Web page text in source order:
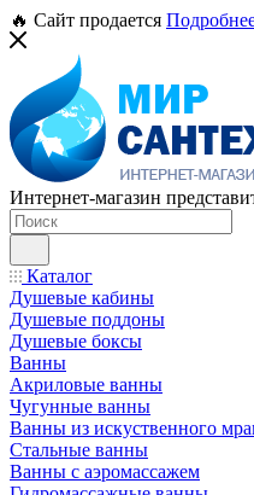
🔥 Сайт продается
Интернет-магазин
Каталог
Душевые кабины
Душевые поддоны
Душевые боксы
Ванны
Акриловые ванны
Чугунные ванны
Ванны из искуственного
Стальные ванны
Ванны с аэромассажем